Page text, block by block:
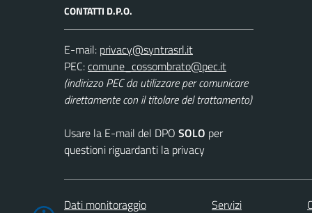
CONTATTI D.P.O.
E-mail:
PEC:
(indirizzo PEC da utilizzare per comunicare
direttamente con il titolare del trattamento)
Usare la E-mail del DPO SOLO per
questioni riguardanti la privacy
Dati monitoraggio Servizi